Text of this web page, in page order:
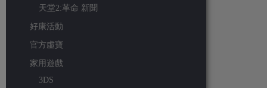
天堂2:革命 新聞
好康活動
官方虛寶
家用遊戲
3DS